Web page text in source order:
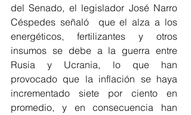
del Senado, el legislador José Narro
Céspedes señaló  que el alza a los
energéticos, fertilizantes y otros
insumos se debe a la guerra entre
Rusia y Ucrania, lo que han
provocado que la inflación se haya
incrementado siete por ciento en
promedio, y en consecuencia han